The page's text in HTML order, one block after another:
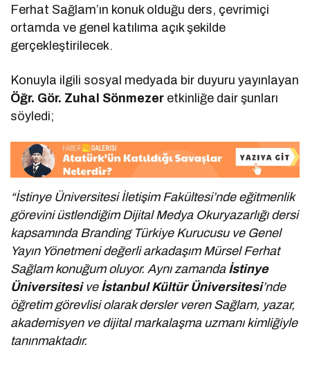
Ferhat Sağlam’ın konuk olduğu ders, çevrimiçi
ortamda ve genel katılıma açık şekilde
gerçekleştirilecek.
Konuyla ilgili sosyal medyada bir duyuru yayınlayan
Öğr. Gör. Zuhal Sönmezer etkinliğe dair şunları
söyledi;
“İstinye Üniversitesi İletişim Fakültesi’nde eğitmenlik
görevini üstlendiğim Dijital Medya Okuryazarlığı dersi
kapsamında Branding Türkiye Kurucusu ve Genel
Yayın Yönetmeni değerli arkadaşım Mürsel Ferhat
Sağlam konuğum oluyor. Aynı zamanda İstinye
Üniversitesi ve İstanbul Kültür Üniversitesi’nde
öğretim görevlisi olarak dersler veren Sağlam, yazar,
akademisyen ve dijital markalaşma uzmanı kimliğiyle
tanınmaktadır.